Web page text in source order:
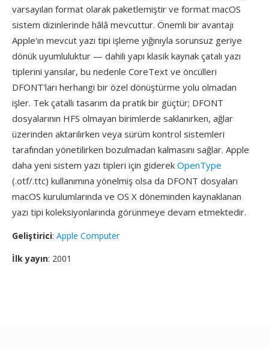
varsayılan format olarak paketlemiştir ve format macOS
sistem dizinlerinde hâlâ mevcuttur. Önemli bir avantajı
Apple'ın mevcut yazı tipi işleme yığınıyla sorunsuz geriye
dönük uyumluluktur — dahili yapı klasik kaynak çatalı yazı
tiplerini yansılar, bu nedenle CoreText ve öncülleri
DFONT'ları herhangi bir özel dönüştürme yolu olmadan
işler. Tek çatallı tasarım da pratik bir güçtür; DFONT
dosyalarının HFS olmayan birimlerde saklanırken, ağlar
üzerinden aktarılırken veya sürüm kontrol sistemleri
tarafından yönetilirken bozulmadan kalmasını sağlar. Apple
daha yeni sistem yazı tipleri için giderek OpenType
(.otf/.ttc) kullanımına yönelmiş olsa da DFONT dosyaları
macOS kurulumlarında ve OS X döneminden kaynaklanan
yazı tipi koleksiyonlarında görünmeye devam etmektedir.
Geliştirici: Apple Computer
İlk yayın: 2001